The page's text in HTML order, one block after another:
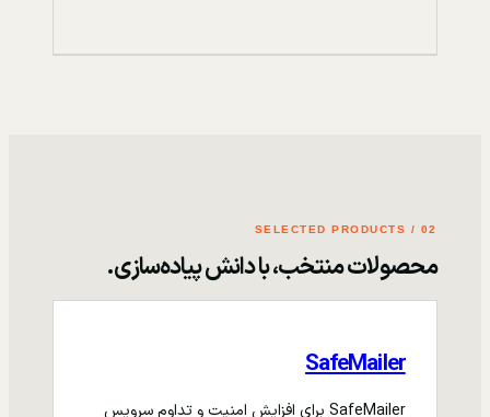
02 / SELECTED PRODUCTS
محصولات منتخب، با دانش پیاده‌سازی.
SafeMailer
SafeMailer برای افزایش امنیت و تداوم سرویس